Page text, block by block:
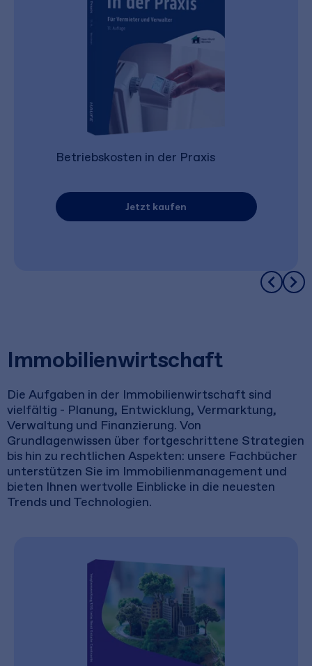
Betriebskosten in der Praxis
Jetzt kaufen
Immobilienwirtschaft
Die Aufgaben in der Immobilienwirtschaft sind
vielfältig - Planung, Entwicklung, Vermarktung,
Verwaltung und Finanzierung. Von
Grundlagenwissen über fortgeschrittene Strategien
bis hin zu rechtlichen Aspekten: unsere Fachbücher
unterstützen Sie im Immobilienmanagement und
bieten Ihnen wertvolle Einblicke in die neuesten
Trends und Technologien.